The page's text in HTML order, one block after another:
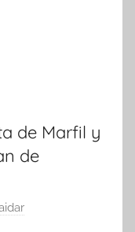
de Marfil y
de